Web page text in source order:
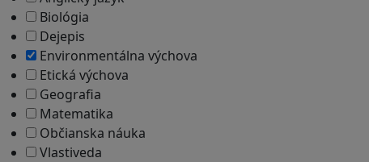
Biológia
Dejepis
Environmentálna výchova
Etická výchova
Geografia
Matematika
Občianska náuka
Vlastiveda